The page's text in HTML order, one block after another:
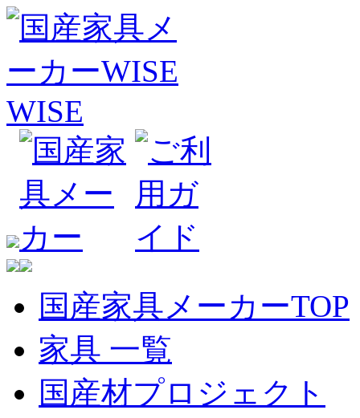
国産家具メーカーTOP
家具 一覧
国産材プロジェクト